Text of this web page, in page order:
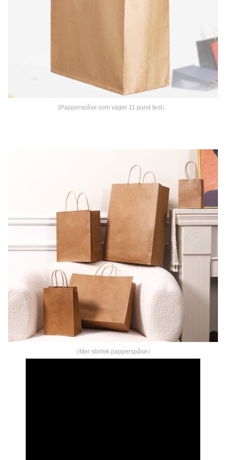
(Papperspåse som väger 11 pund test）
（Mer storlek papperspåse）